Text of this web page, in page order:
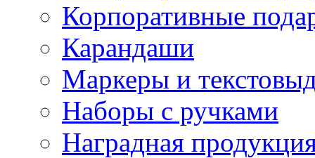
Корпоративные
Карандаши
Маркеры и
Наборы с ручками
Наградная